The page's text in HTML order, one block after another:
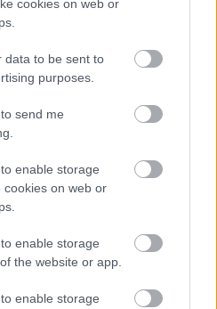
cookies on web or
data to be sent to
purposes.
send me
enable storage
cookies on web or
enable storage
the website or app.
enable storage
elválnak 2023-ban?